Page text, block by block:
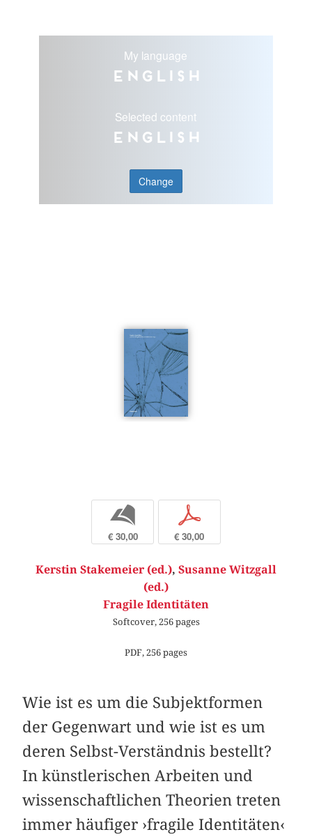
My language
English
Selected content
English
Change
b
€ 30,00
p
€ 30,00
Kerstin Stakemeier (ed.), Susanne Witzgall
(ed.)
Fragile Identitäten
Softcover, 256 pages
PDF, 256 pages
Wie ist es um die Subjektformen
der Gegenwart und wie ist es um
deren Selbst-Verständnis bestellt?
In künstlerischen Arbeiten und
wissenschaftlichen Theorien treten
immer häufiger ›fragile Identitäten‹